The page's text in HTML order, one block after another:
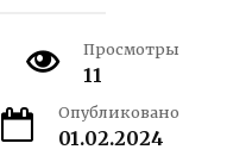
Просмотры
11
Опубликовано
01.02.2024